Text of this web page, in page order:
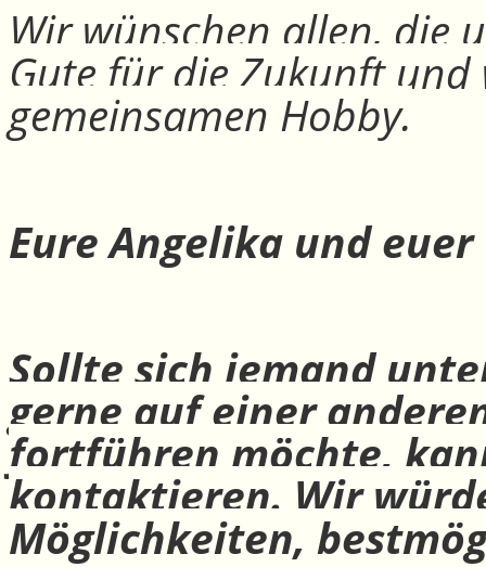
Wir wünschen allen, die
Gute für die Zukunft
gemeinsamen Hobby.
Eure Angelika und
Sollte sich jemand
gerne auf einer
fortführen möchte,
kontaktieren. Wir
Möglichkeiten,